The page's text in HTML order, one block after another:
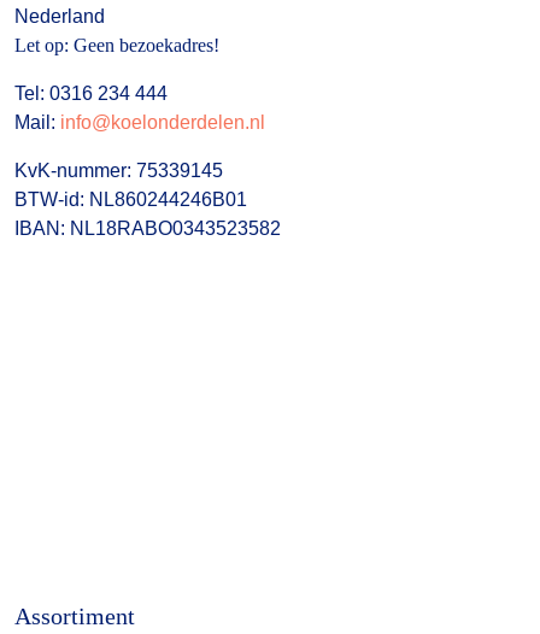
Nederland
Let op: Geen bezoekadres!
Tel: 0316 234 444
Mail: info@koelonderdelen.nl
KvK-nummer: 75339145
BTW-id: NL860244246B01
IBAN: NL18RABO0343523582
Assortiment